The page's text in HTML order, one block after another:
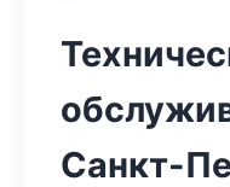
Санкт-